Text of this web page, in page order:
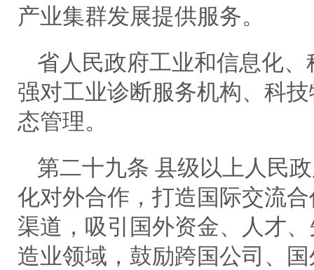
产业集群发展提供服务。
省人民政府工业和信息化
强对工业诊断服务机构、科
态管理。
第二十九条 县级以上人民
化对外合作，打造国际交流
渠道，吸引国外资金、人才
造业领域，鼓励跨国公司、